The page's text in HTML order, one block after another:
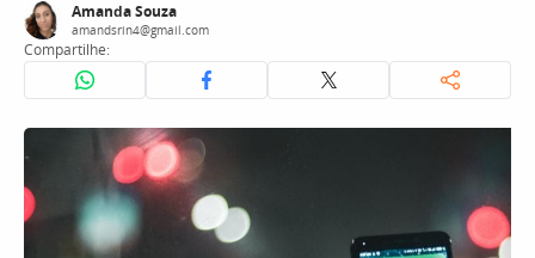
Amanda Souza
amandsrin4@gmail.com
Compartilhe: